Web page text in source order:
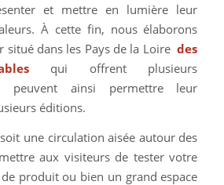
et mettre en lumière leur
À cette fin, nous élaborons
situé dans les Pays de la Loiredes
qui offrent plusieurs
peuvent ainsi permettre leur
éditions.
une circulation aisée autour des
aux visiteurs de tester votre
produit ou bien un grand espace